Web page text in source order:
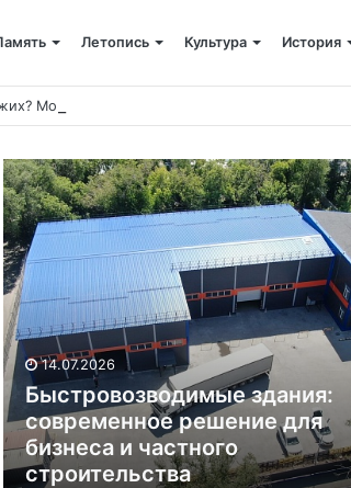
Летопись Культура История
Может!
14.07.2026
Быстровозводимые здания:
современное решение для
бизнеса и частного
строительства